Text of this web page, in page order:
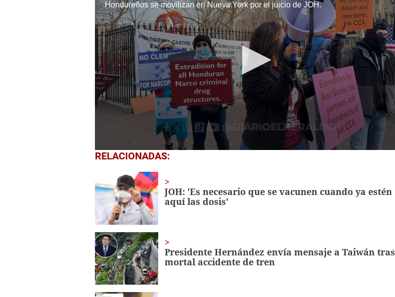
Hondureños se movilizan en Nueva York por el juicio de JOH.
0
seconds
secondsVolume
0%
RELACIONADAS:
JOH: 'Es necesario que se vacunen cuando ya estén
aquí las dosis'
Presidente Hernández envía mensaje a Taiwán tras
mortal accidente de tren